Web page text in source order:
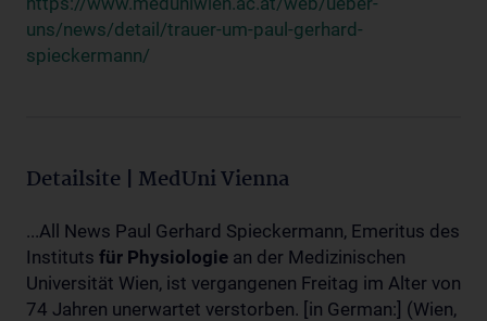
uns/news/detail/trauer-um-paul-gerhard-
spieckermann/
Detailsite | MedUni Vienna
...All News Paul Gerhard Spieckermann, Emeritus des
Instituts für Physiologie an der Medizinischen
Universität Wien, ist vergangenen Freitag im Alter von
74 Jahren unerwartet verstorben. [in German:] (Wien,